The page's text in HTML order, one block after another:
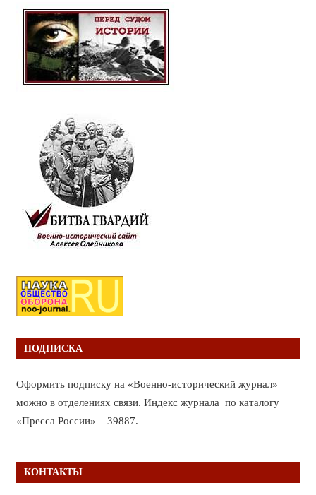
ПОДПИСКА
Оформить подписку на «Военно-исторический журнал»
можно в отделениях связи. Индекс журнала по каталогу
«Пресса России» – 39887.
КОНТАКТЫ